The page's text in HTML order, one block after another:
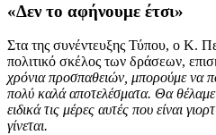
«Δεν το αφήνουμε έτσι»
Στα της συνέντευξης Τύπου, ο Κ.
πολιτικό σκέλος των δράσεων,
χρόνια προσπαθειών, μπορούμε να
πολύ καλά αποτελέσματα. Θα
ειδικά τις μέρες αυτές που είναι
γίνεται.